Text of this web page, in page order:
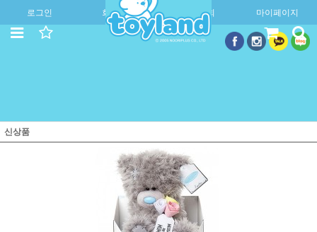
로그인 회원가입 주문조회 마이페이지
신상품